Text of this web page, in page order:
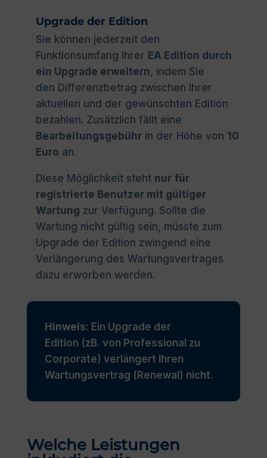
Upgrade der Edition
Sie können jederzeit den
Funktionsumfang Ihrer EA Edition durch
ein Upgrade erweitern, indem Sie
den Differenzbetrag zwischen Ihrer
aktuellen und der gewünschten Edition
bezahlen. Zusätzlich fällt eine
Bearbeitungsgebührin der Höhe von 10
Euro an.
Diese Möglichkeit steht nur für
registrierte Benutzer mit gültiger
Wartung zur Verfügung. Sollte die
Wartung nicht gültig sein, müsste zum
Upgrade der Edition zwingend eine
Verlängerung des Wartungsvertrages
dazu erworben werden.
Hinweis: Ein Upgrade der
Edition (zB. von Professional zu
Corporate) verlängert Ihren
Wartungsvertrag (Renewal) nicht.
Welche Leistungen